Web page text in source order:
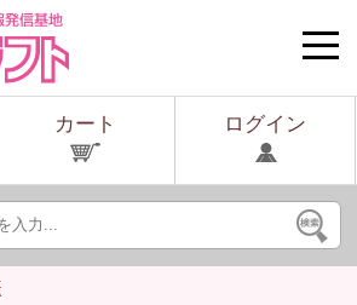
toggle
カート ログイン